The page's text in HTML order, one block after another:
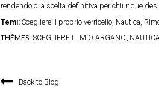
rendendolo la scelta definitiva per chiunque
Temi: Scegliere il proprio verricello, Nautica,
THÈMES: SCEGLIERE IL MIO ARGANO,
Back to Blog